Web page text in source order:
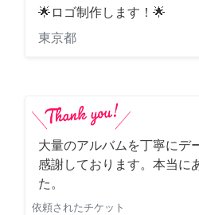
🌟ロゴ制作します！🌟
東京都
大量のアルバムを丁寧にデ
感謝しております。本当に
た。
依頼されたチケット